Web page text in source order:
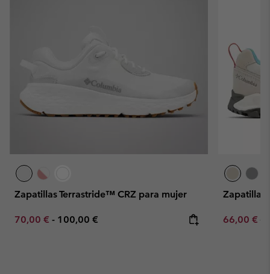
Zapatillas Terrastride™ CRZ para mujer
Minimum sale price:
70,00 € - Maximum price:
100,00 €
Zapatillas
Sale price:
66,00 €